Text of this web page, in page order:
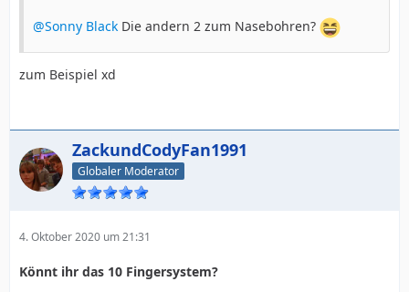
@Sonny Black Die andern 2 zum Nasebohren?
zum Beispiel xd
ZackundCodyFan1991
Globaler Moderator
4. Oktober 2020 um 21:31
Könnt ihr das 10 Fingersystem?